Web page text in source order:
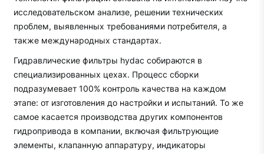
исследовательском анализе, решении технических
проблем, выявленных требованиями потребителя, а
также международных стандартах.
Гидравлические фильтры hydac собираются в
специализированных цехах. Процесс сборки
подразумевает 100% контроль качества на каждом
этапе: от изготовления до настройки и испытаний. То же
самое касается производства других компонентов
гидропривода в компании, включая фильтрующие
элементы, клапанную аппаратуру, индикаторы